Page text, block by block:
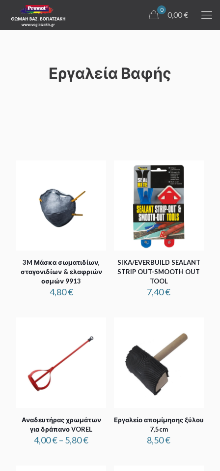
0
0,00 €
Εργαλεία Βαφής
3M Μάσκα σωματιδίων,
σταγονιδίων & ελαφριών
οσμών 9913
4,80€
SIKA/EVERBUILD SEALANT
STRIP OUT-SMOOTH OUT
TOOL
7,40€
Αναδευτήρας χρωμάτων
για δράπανο VOREL
4,00€– 5,80€Price
Εργαλείο απομίμησης ξύλου
7,5cm
8,50€